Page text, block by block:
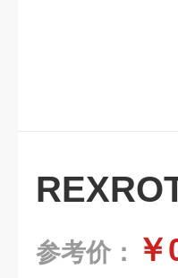
参考价：